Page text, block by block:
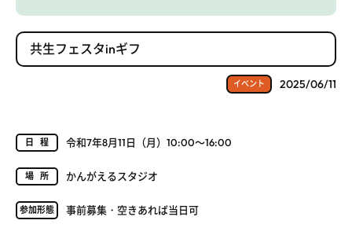
共生フェスタinギフ
イベント 2025/06/11
日程 令和7年8月11日（月）10:00～16:00
場所 かんがえるスタジオ
参加形態 事前募集・空きあれば当日可